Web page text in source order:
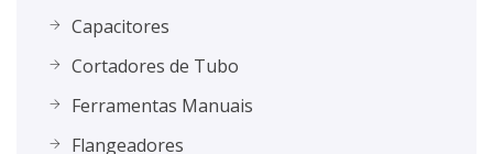
Capacitores
Cortadores de Tubo
Ferramentas Manuais
Flangeadores